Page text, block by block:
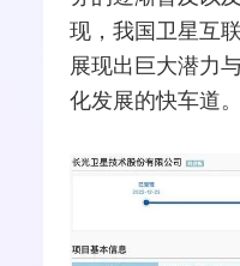
现，我国卫星互
展现出巨大潜力
化发展的快车道。